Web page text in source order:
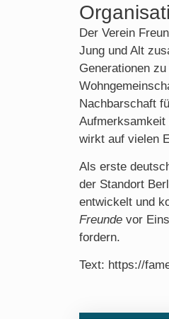
Der Verein
Jung und Alt
Generationen
Nachbarschaft
Aufmerksamkeit
wirkt auf vielen
Als erste
der Standort
entwickelt und
Freunde vor
fordern.
Text: https://